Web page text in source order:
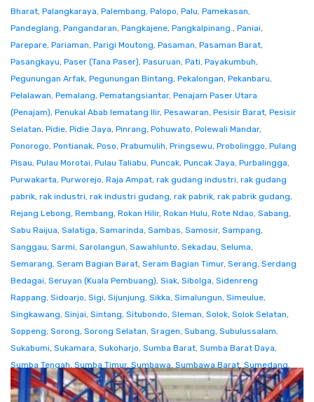
Bharat, Palangkaraya, Palembang, Palopo, Palu, Pamekasan,
Pandeglang, Pangandaran, Pangkajene, Pangkalpinang., Paniai,
Parepare, Pariaman, Parigi Moutong, Pasaman, Pasaman Barat,
Pasangkayu, Paser (Tana Paser), Pasuruan, Pati, Payakumbuh,
Pegunungan Arfak, Pegunungan Bintang, Pekalongan, Pekanbaru,
Pelalawan, Pemalang, Pematangsiantar, Penajam Paser Utara
(Penajam), Penukal Abab lematang Ilir, Pesawaran, Pesisir Barat, Pesisir
Selatan, Pidie, Pidie Jaya, Pinrang, Pohuwato, Polewali Mandar,
Ponorogo, Pontianak, Poso, Prabumulih, Pringsewu, Probolinggo, Pulang
Pisau, Pulau Morotai, Pulau Taliabu, Puncak, Puncak Jaya, Purbalingga,
Purwakarta, Purworejo, Raja Ampat, rak gudang industri, rak gudang
pabrik, rak industri, rak industri gudang, rak pabrik, rak pabrik gudang,
Rejang Lebong, Rembang, Rokan Hilir, Rokan Hulu, Rote Ndao, Sabang,
Sabu Raijua, Salatiga, Samarinda, Sambas, Samosir, Sampang,
Sanggau, Sarmi, Sarolangun, Sawahlunto, Sekadau, Seluma,
Semarang, Seram Bagian Barat, Seram Bagian Timur, Serang, Serdang
Bedagai, Seruyan (Kuala Pembuang), Siak, Sibolga, Sidenreng
Rappang, Sidoarjo, Sigi, Sijunjung, Sikka, Simalungun, Simeulue,
Singkawang, Sinjai, Sintang, Situbondo, Sleman, Solok, Solok Selatan,
Soppeng, Sorong, Sorong Selatan, Sragen, Subang, Subulussalam,
Sukabumi, Sukamara, Sukoharjo, Sumba Barat, Sumba Barat Daya,
Sumba Tengah, Sumba Timur, Sumbawa, Sumbawa Barat, Sumedang,
Sumenep,Sungaipenuh,Supiori,Surabaya,Surakarta,Tabalong
(Tanjung),Tabanan, Takalar,Tambrauw,Tana Tidung (Tideng Pale),Tana